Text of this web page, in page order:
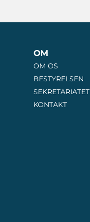
OM
OM OS
BESTYRELSEN
SEKRETARIATET
KONTAKT